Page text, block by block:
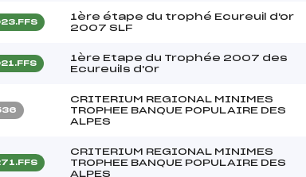
1ère étape du trophé Ecureuil d'or
2007 SLF
1ère Etape du Trophée 2007 des
Ecureuils d'Or
CRITERIUM REGIONAL MINIMES
TROPHEE BANQUE POPULAIRE DES
ALPES
CRITERIUM REGIONAL MINIMES
TROPHEE BANQUE POPULAIRE DES
ALPES